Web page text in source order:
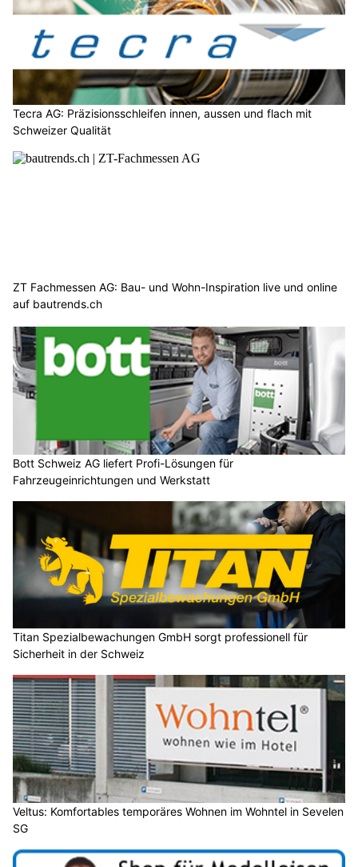
Tecra AG: Präzisionsschleifen innen, aussen und flach mit
Schweizer Qualität
ZT Fachmessen AG: Bau- und Wohn-Inspiration live und online
auf bautrends.ch
Bott Schweiz AG liefert Profi-Lösungen für
Fahrzeugeinrichtungen und Werkstatt
Titan Spezialbewachungen GmbH sorgt professionell für
Sicherheit in der Schweiz
Veltus: Komfortables temporäres Wohnen im Wohntel in Sevelen
SG